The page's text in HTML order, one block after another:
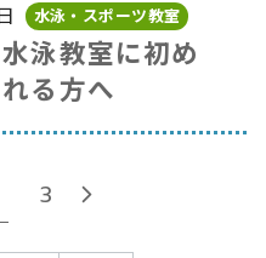
泳教室に初め
る方へ
水泳・スポーツ教室
3